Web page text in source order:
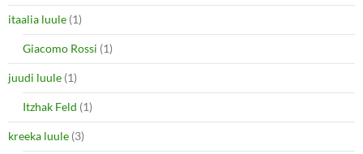
itaalia luule (1)
Giacomo Rossi (1)
juudi luule (1)
Itzhak Feld (1)
kreeka luule (3)